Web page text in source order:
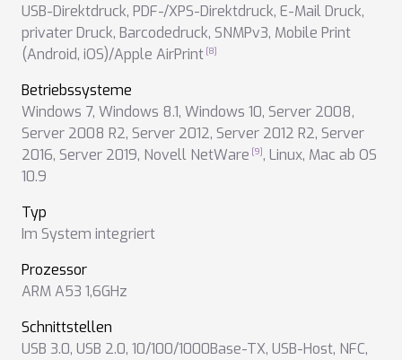
USB-Direktdruck, PDF-/XPS-Direktdruck, E-Mail Druck,
privater Druck, Barcodedruck, SNMPv3, Mobile Print
(Android, iOS)/Apple AirPrint
Betriebssysteme
Windows 7, Windows 8.1, Windows 10, Server 2008,
Server 2008 R2, Server 2012, Server 2012 R2, Server
2016, Server 2019, Novell NetWare , Linux, Mac ab OS
10.9
Typ
Im System integriert
Prozessor
ARM A53 1,6GHz
Schnittstellen
USB 3.0, USB 2.0, 10/100/1000Base-TX, USB-Host, NFC,